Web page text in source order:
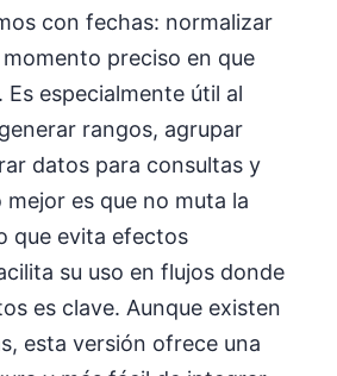
con fechas: normalizar
preciso en que
Es especialmente útil al
rangos, agrupar
datos para consultas y
mejor es que no muta la
que evita efectos
su uso en flujos donde
es clave. Aunque existen
esta versión ofrece una